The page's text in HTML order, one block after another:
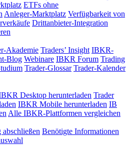
ETFs ohne
Anleger-Marktplatz Verfügbarkeit von
Drittanbieter-Integration
Akademie Traders’ Insight IBKR-
Blog Webinare IBKR Forum Trading
Trader-Glossar Trader-Kalender
Desktop herunterladen Trader
IBKR Mobile herunterladen IB
Alle IBKR-Plattformen vergleichen
abschließen Benötigte Informationen